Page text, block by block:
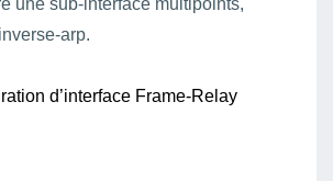
une sub-interface multipoints,
arp.
d’interface Frame-Relay